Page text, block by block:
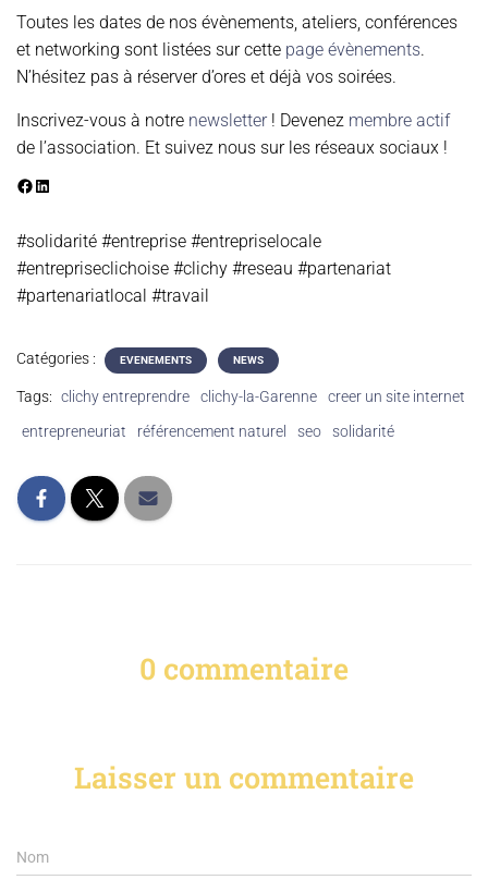
Toutes les dates de nos évènements, ateliers, conférences
et networking sont listées sur cette page évènements.
N’hésitez pas à réserver d’ores et déjà vos soirées.
Inscrivez-vous à notre newsletter! Devenez membre actif
de l’association. Et suivez nous sur les réseaux sociaux !
#solidarité #entreprise #entrepriselocale
#entrepriseclichoise #clichy #reseau #partenariat
#partenariatlocal #travail
Catégories : EVENEMENTS NEWS
Tags: clichy entreprendre clichy-la-Garenne
creer un site internet
entrepreneuriat
référencement naturel seo solidarité
0 commentaire
Laisser un commentaire
Nom